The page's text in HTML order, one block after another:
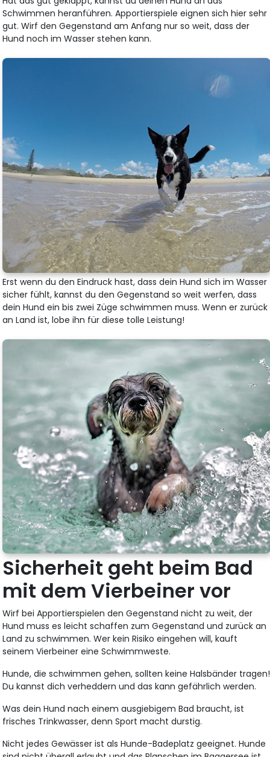
Schwimmen heranführen. Apportierspiele eignen sich hier sehr
gut. Wirf den Gegenstand am Anfang nur so weit, dass der
Hund noch im Wasser stehen kann.
Erst wenn du den Eindruck hast, dass dein Hund sich im Wasser
sicher fühlt, kannst du den Gegenstand so weit werfen, dass
dein Hund ein bis zwei Züge schwimmen muss. Wenn er zurück
an Land ist, lobe ihn für diese tolle Leistung!
Sicherheit geht beim Bad
mit dem Vierbeiner vor
Wirf bei Apportierspielen den Gegenstand nicht zu weit, der
Hund muss es leicht schaffen zum Gegenstand und zurück an
Land zu schwimmen. Wer kein Risiko eingehen will, kauft
seinem Vierbeiner eine Schwimmweste.
Hunde, die schwimmen gehen, sollten keine Halsbänder tragen!
Du kannst dich verheddern und das kann gefährlich werden.
Was dein Hund nach einem ausgiebigem Bad braucht, ist
frisches Trinkwasser, denn Sport macht durstig.
Nicht jedes Gewässer ist als Hunde-Badeplatz geeignet. Hunde